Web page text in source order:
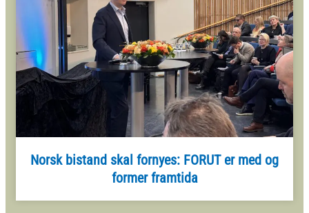
Norsk bistand skal fornyes: FORUT er med og
former framtida